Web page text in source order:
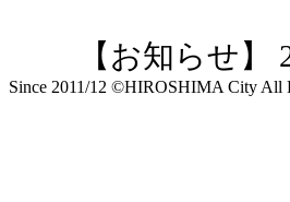
【お知らせ】
Since 2011/12 ©HIROSHIMA City All